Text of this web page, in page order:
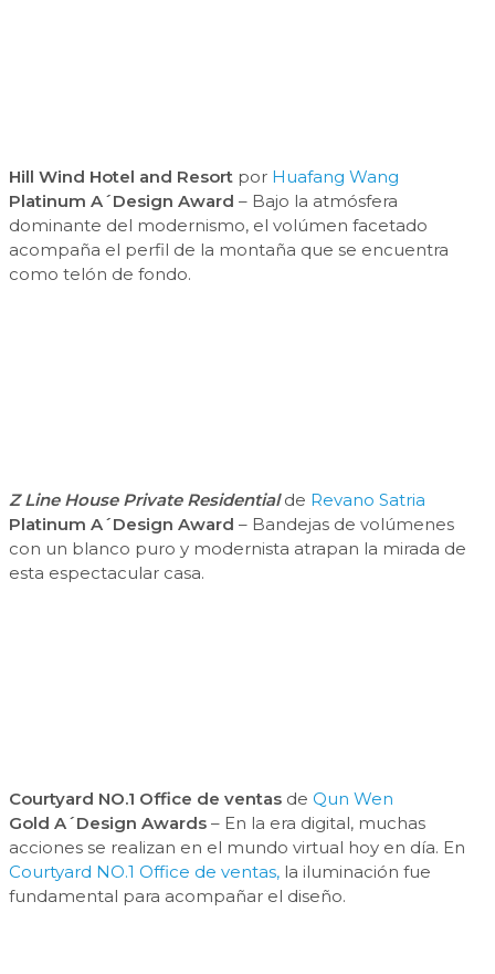
Hill Wind Hotel and Resort por Huafang Wang
Platinum A´Design Award – Bajo la atmósfera
dominante del modernismo, el volúmen facetado
acompaña el perfil de la montaña que se encuentra
como telón de fondo.
Z Line House Private Residentialde Revano Satria
Platinum A´Design Award – Bandejas de volúmenes
con un blanco puro y modernista atrapan la mirada de
esta espectacular casa.
Courtyard NO.1 Office de ventas de Qun Wen
Gold A´Design Awards – En la era digital, muchas
acciones se realizan en el mundo virtual hoy en día. En
Courtyard NO.1 Office de ventas, la iluminación fue
fundamental para acompañar el diseño.